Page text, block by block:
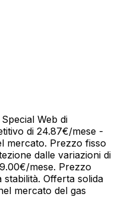
Web di
di 24.87€/mese -
mercato. Prezzo fisso
dalle variazioni di
mese. Prezzo
stabilità. Offerta solida
mercato del gas